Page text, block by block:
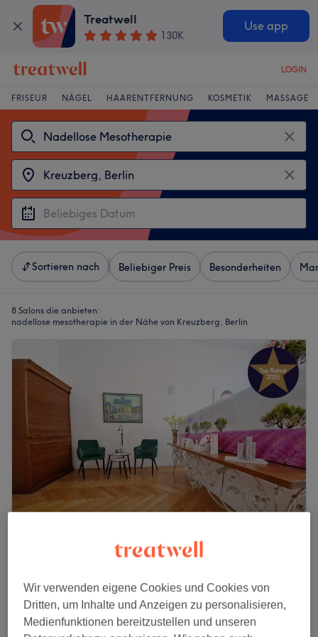
Treatwell
130K
Use app
LOGIN
FRISEUR NÄGEL HAARENTFERNUNG KOSMETIK MASSAGE
Sortieren nach Beliebiger Preis Besonderheiten
8 Salons die anbieten:
nadellose mesotherapie in der Nähe von Kreuzberg, Berlin
Olioderma Kosmetik Studio
376 Bewertungen
Körperbehandlung - Mesotherapie gegen
Haarausfall
45 Min.
75 €
Wir verwenden eigene Cookies und Cookies von
Dritten, um Inhalte und Anzeigen zu personalisieren,
Medienfunktionen bereitzustellen und unseren